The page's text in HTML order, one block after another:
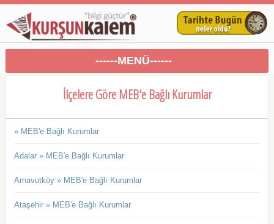
------MENÜ------
İlçelere Göre MEB'e Bağlı Kurumlar
» MEB'e Bağlı Kurumlar
Adalar » MEB'e Bağlı Kurumlar
Arnavutköy » MEB'e Bağlı Kurumlar
Ataşehir » MEB'e Bağlı Kurumlar